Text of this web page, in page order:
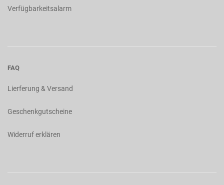
Verfügbarkeitsalarm
FAQ
Lierferung & Versand
Geschenkgutscheine
Widerruf erklären